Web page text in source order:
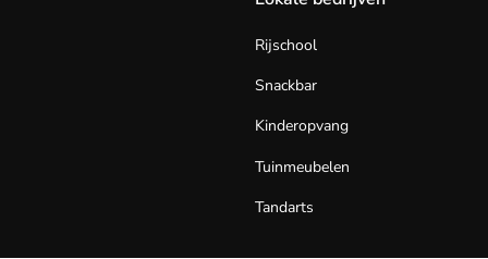
Rijschool
Snackbar
Kinderopvang
Tuinmeubelen
Tandarts